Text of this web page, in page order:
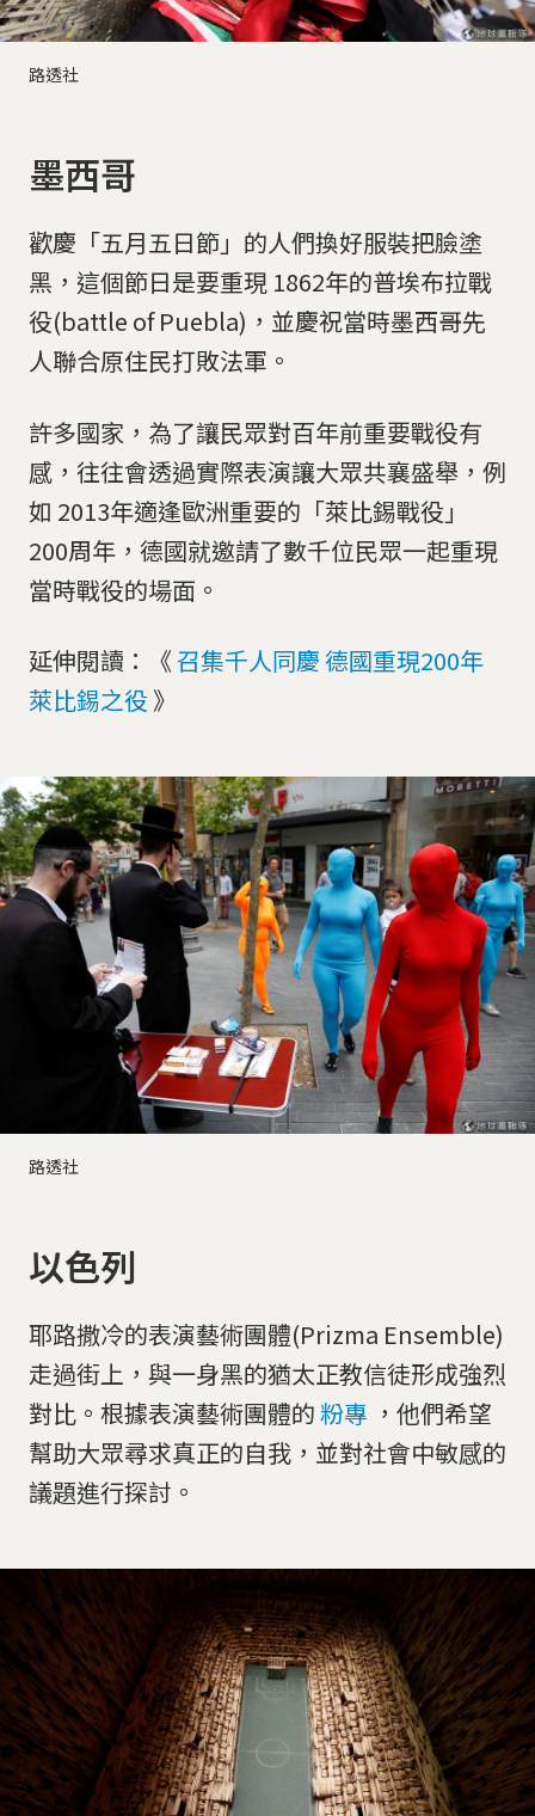
路透社
墨西哥
歡慶「五月五日節」的人們換好服裝把臉塗
黑，這個節日是要重現 1862年的普埃布拉戰
役(battle of Puebla)，並慶祝當時墨西哥先
人聯合原住民打敗法軍。
許多國家，為了讓民眾對百年前重要戰役有
感，往往會透過實際表演讓大眾共襄盛舉，例
如 2013年適逢歐洲重要的「萊比錫戰役」
200周年，德國就邀請了數千位民眾一起重現
當時戰役的場面。
延伸閱讀：《 召集千人同慶 德國重現200年
萊比錫之役》
路透社
以色列
耶路撒冷的表演藝術團體(Prizma Ensemble)
走過街上，與一身黑的猶太正教信徒形成強烈
對比。根據表演藝術團體的粉專 ，他們希望
幫助大眾尋求真正的自我，並對社會中敏感的
議題進行探討。